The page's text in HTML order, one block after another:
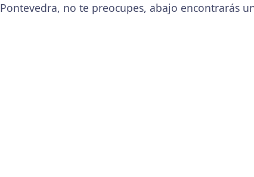
Pontevedra, no te preocupes, abajo encontrarás